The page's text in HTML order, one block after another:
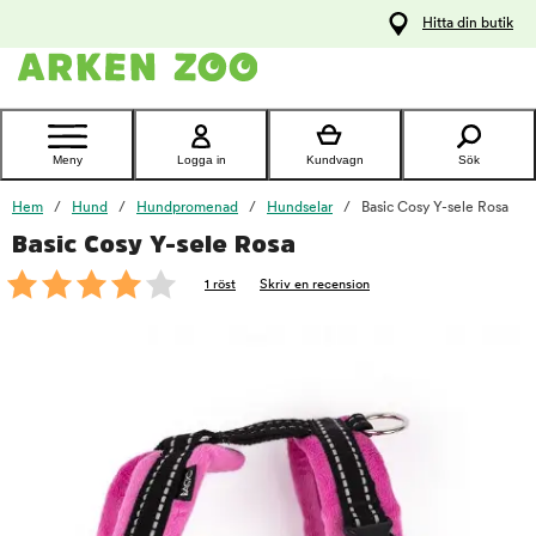
Kontakta
Hitta din butik
Meny Logga in Kundvagn Sök
Hem Hund Hundpromenad Hundselar Basic Cosy Y-sele Rosa
Basic Cosy Y-sele Rosa
1 röst Skriv en recension
foo